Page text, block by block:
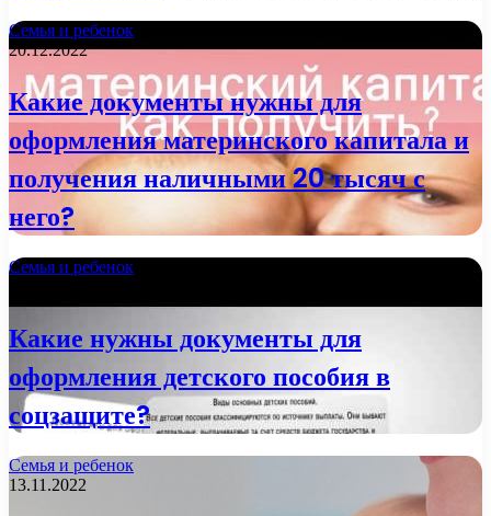
Семья и ребенок
20.12.2022
Какие документы нужны для
оформления материнского капитала и
получения наличными 20 тысяч с
него?
Семья и ребенок
Какие нужны документы для
оформления детского пособия в
соцзащите?
Семья и ребенок
13.11.2022